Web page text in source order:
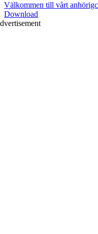
Välkommen till vårt
Download